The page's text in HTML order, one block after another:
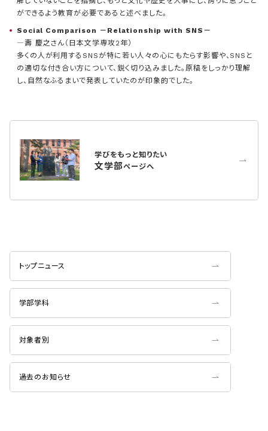
ができるよう教育が必要であると述べました。
Social Comparison －Relationship with SNS－
―壽 慶之さん（日本文学専攻2年）
多くの人が利用するSNSが特に若い人々の心にもたらす影響や、SNSと
の適切な付き合い方について、鋭く切り込みました。原稿をしっかり理解
し、自然なふるまいで発表していたのが印象的でした。
学びをもっと知りたい
文学部ページへ
トップニュース
学部学科
対象者別
過去のお知らせ